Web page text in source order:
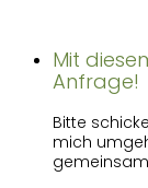
Mit
Anfrage!
Bitte
mich